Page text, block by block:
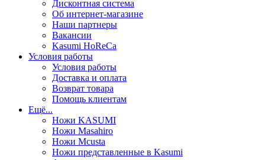
Дисконтная система
Об интернет-магазине
Наши партнеры
Вакансии
Kasumi HoReCa
Условия работы
Условия работы
Доставка и оплата
Возврат товара
Помощь клиентам
Ещё...
Ножи KASUMI
Ножи Masahiro
Ножи Mcusta
Ножи представленные в Kasumi